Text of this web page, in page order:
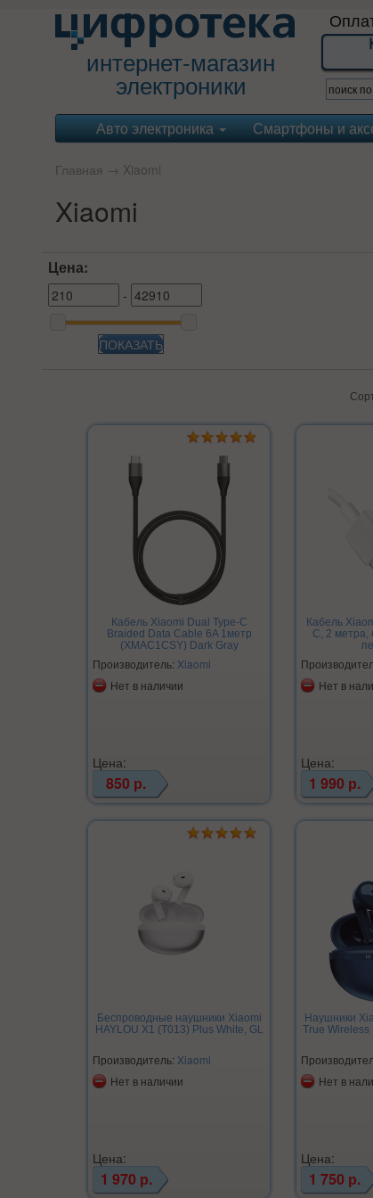
интернет-магазин
электроники
Авто электроника Смартфоны и
Главная → Xiaomi
Xiaomi
Цена:
-
ПОКАЗАТЬ
Кабель Xiaomi Dual Type-C
Braided Data Cable 6A 1метр
(XMAC1CSY) Dark Gray
Производитель: Xiaomi
Нет в наличии
Цена:
850 р.
Кабель
C, 2 метра,
Нет в
Цена:
1 990 р.
Беспроводные наушники Xiaomi
HAYLOU X1 (T013) Plus White, GL
Производитель: Xiaomi
Нет в наличии
Цена:
1 970 р.
Наушники
True Wireless
Нет в
Цена:
1 750 р.